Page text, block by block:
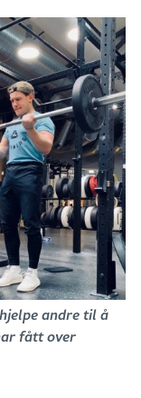
andre til å
fått over